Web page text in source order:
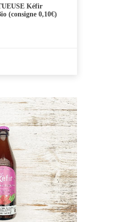
Kéfir
(consigne 0,10€)